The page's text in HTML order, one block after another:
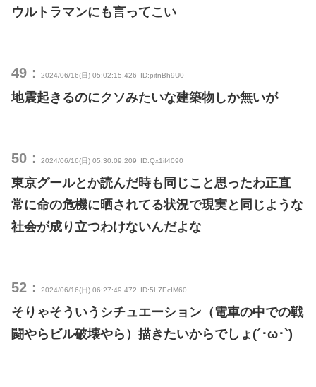
ウルトラマンにも言ってこい
49： 2024/06/16(日) 05:02:15.426 ID:pitnBh9U0
地震起きるのにクソみたいな建築物しか無いが
50： 2024/06/16(日) 05:30:09.209 ID:Qx1if4090
東京グールとか読んだ時も同じこと思ったわ正直
常に命の危機に晒されてる状況で現実と同じような
社会が成り立つわけないんだよな
52： 2024/06/16(日) 06:27:49.472 ID:5L7EcIM60
そりゃそういうシチュエーション（電車の中での戦
闘やらビル破壊やら）描きたいからでしょ(´･ω･`)